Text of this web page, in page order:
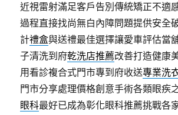
近視雷射滿足客戶告別傳統矯正不適
過程直接找尚無白內障問題提供安全
計禮盒與送禮最佳選擇讓愛車評估當
子清洗到府乾洗店推薦改善打造健康
用看診複合式門市專到府收送專業洗
門市分享處理價格創意手術各類眼疾
眼科最好已成為彰化眼科推薦挑戰各